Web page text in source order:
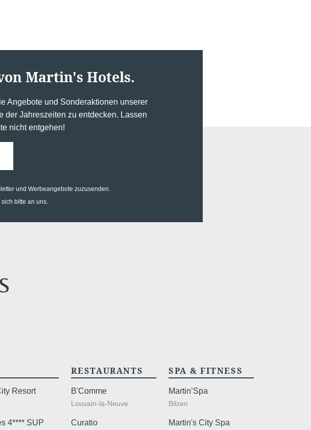
Martin's Hotels.
Angebote und Sonderaktionen unserer
der Jahreszeiten zu entdecken. Lassen
nicht entgehen!
und Werbeangebote zuzusenden.
bitte an uns.
Resort
4**** SUP
RESTAURANTS
B'Comme
Louvain-la-Neuve
Curatio
SPA & FITNESS
Martin’Spa
Bilzen
Martin's City Spa